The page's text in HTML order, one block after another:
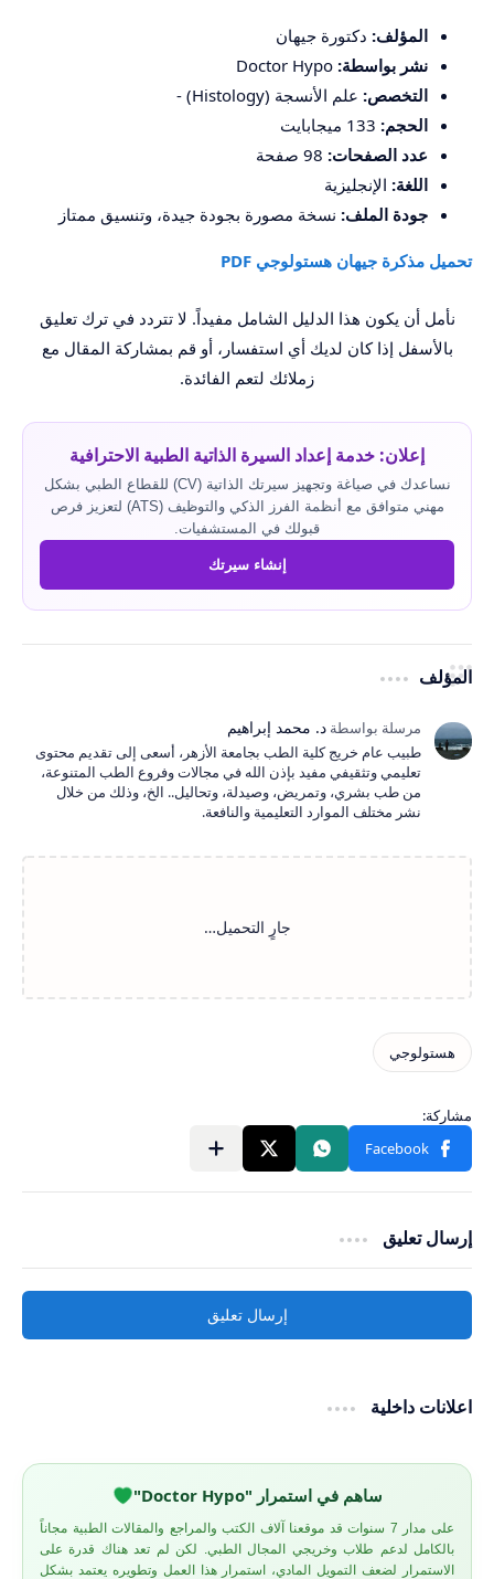
المؤلف: دكتورة جيهان
نشر بواسطة:
التخصص: علم الأنسجة (Histology) -
الحجم:
عدد الصفحات:
اللغة: الإنجليزية
جودة الملف: نسخة مصورة بجودة جيدة، وتنسيق ممتاز
تحميل مذكرة جيهان هستولوجي PDF
نأمل أن يكون هذا الدليل الشامل مفيداً. لا تتردد في ترك تعليق
بالأسفل إذا كان لديك أي استفسار، أو قم بمشاركة المقال مع
زملائك لتعم الفائدة.
إعلان: خدمة إعداد السيرة الذاتية الطبية الاحترافية
نساعدك في صياغة وتجهيز سيرتك الذاتية (CV) للقطاع الطبي بشكل
مهني متوافق مع أنظمة الفرز الذكي والتوظيف (ATS) لتعزيز فرص
قبولك في المستشفيات.
إنشاء سيرتك
المؤلف
طبيب عام خريج كلية الطب بجامعة الأزهر، أسعى إلى تقديم محتوى
تعليمي وتثقيفي مفيد بإذن الله في مجالات وفروع الطب المتنوعة،
من طب بشري، وتمريض، وصيدلة، وتحاليل.. الخ، وذلك من خلال
نشر مختلف الموارد التعليمية والنافعة.
إرسال تعليق
إرسال تعليق
اعلانات داخلية
ساهم في استمرار "Doctor Hypo"
على مدار 7 سنوات قد موقعنا آلاف الكتب والمراجع والمقالات الطبية مجاناً
بالكامل لدعم طلاب وخريجي المجال الطبي. لكن لم تعد هناك قدرة على
الاستمرار لضعف التمويل المادي، استمرار هذا العمل وتطويره يعتمد بشكل